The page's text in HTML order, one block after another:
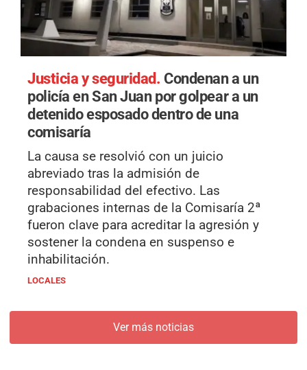
Justicia y seguridad. Condenan a un
policía en San Juan por golpear a un
detenido esposado dentro de una
comisaría
La causa se resolvió con un juicio
abreviado tras la admisión de
responsabilidad del efectivo. Las
grabaciones internas de la Comisaría 2ª
fueron clave para acreditar la agresión y
sostener la condena en suspenso e
inhabilitación.
LOCALES
Ver más noticias